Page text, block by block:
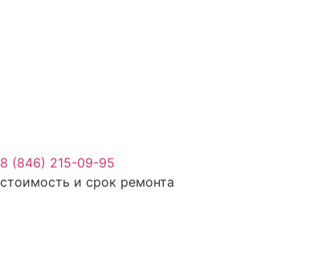
8 (846) 215-09-95
стоимость и срок ремонта